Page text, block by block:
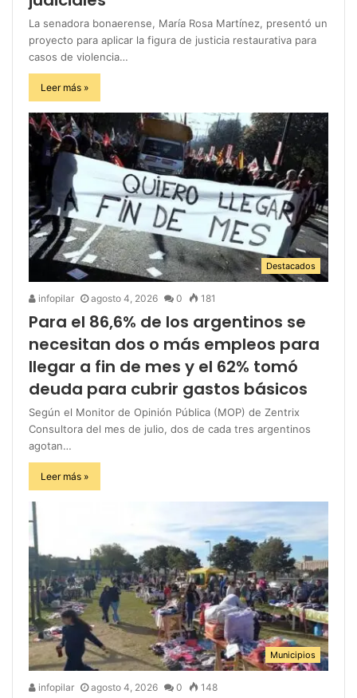
La senadora bonaerense, María Rosa Martínez, presentó un
proyecto para aplicar la figura de justicia restaurativa para
casos de violencia…
Leer más »
Destacados
infopilar agosto 4, 2026 0 181
Para el 86,6% de los argentinos se
necesitan dos o más empleos para
llegar a fin de mes y el 62% tomó
deuda para cubrir gastos básicos
Según el Monitor de Opinión Pública (MOP) de Zentrix
Consultora del mes de julio, dos de cada tres argentinos
agotan…
Leer más »
Municipios
infopilar agosto 4, 2026 0 148